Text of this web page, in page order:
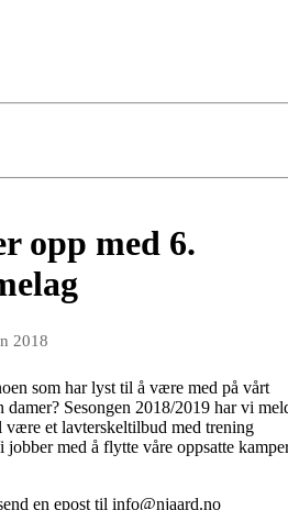
opp med 6.
2018
som har lyst til å være med på vårt
Sesongen 2018/2019 har vi
være et lavterskeltilbud med trening
med å flytte våre oppsatte
en epost til info@njaard.no